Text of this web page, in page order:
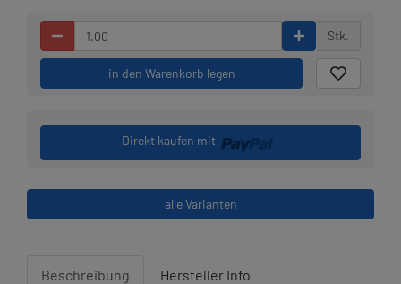
Stk.
in den Warenkorb legen
Direkt kaufen mit
alle Varianten
Beschreibung Hersteller Info